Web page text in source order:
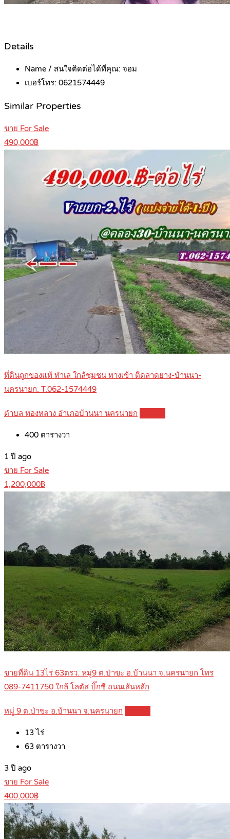
Details
Name / สนใจติดต่อได้ที่คุณ: จอม
เบอร์โทร: 0621574449
Similar Properties
ขาย For Sale
490,000฿
ที่ดินถูกของแท้ ทำเล ใกล้ชุมชน ทางเข้า ติดลาดยาง-บ้านนา-
นครนายก. T.062-1574449
ตำบล ทองหลาง อำเภอบ้านนา นครนายก
400 ตารางวา
1 ปี ago
ขาย For Sale
1,200,000฿
ขายที่ดิน 13ไร่ 63ตรว. หมู่9 ต.ป่าขะ อ.บ้านนา จ.นครนายก โทร
089-7411750 ใกล้ โลตัส บิ๊กซี ถนนเส้นหลัก
หมู่ 9 ต.ป่าขะ อ.บ้านนา จ.นครนายก
13ไร่
63 ตารางวา
3 ปี ago
ขาย For Sale
400,000฿